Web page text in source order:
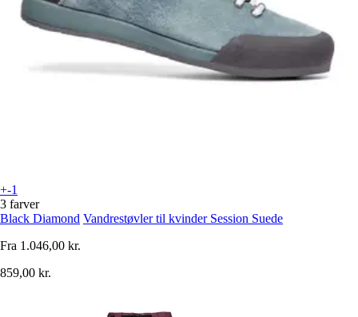
+-1
3 farver
Black Diamond Vandrestøvler til kvinder Session Suede
Fra 1.046,00 kr.
859,00 kr.